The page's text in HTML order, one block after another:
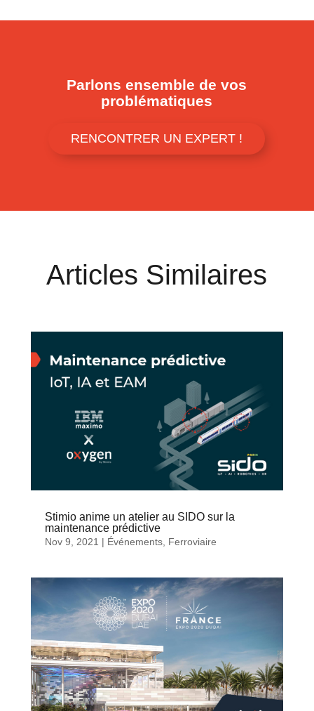
Parlons ensemble de vos
problématiques
RENCONTRER UN EXPERT !
Articles Similaires
Stimio anime un atelier au SIDO sur la
maintenance prédictive
Nov 9, 2021 | Événements, Ferroviaire